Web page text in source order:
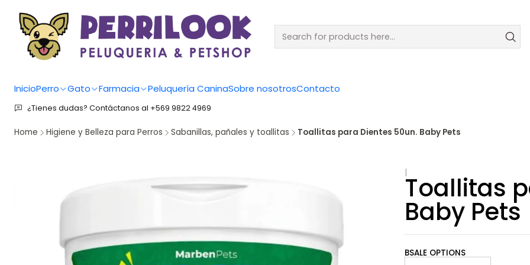
InicioPerro Gato Farmacia Peluquería CaninaSobre nosotrosContacto
¿Tienes dudas? Contáctanos al +569 9822 4969
Home Higiene y Belleza para Perros Sabanillas, pañales y toallitas Toallitas para Dientes 50un. Baby Pets
|Toallitas
Baby Pets
BSALE OPTIONS